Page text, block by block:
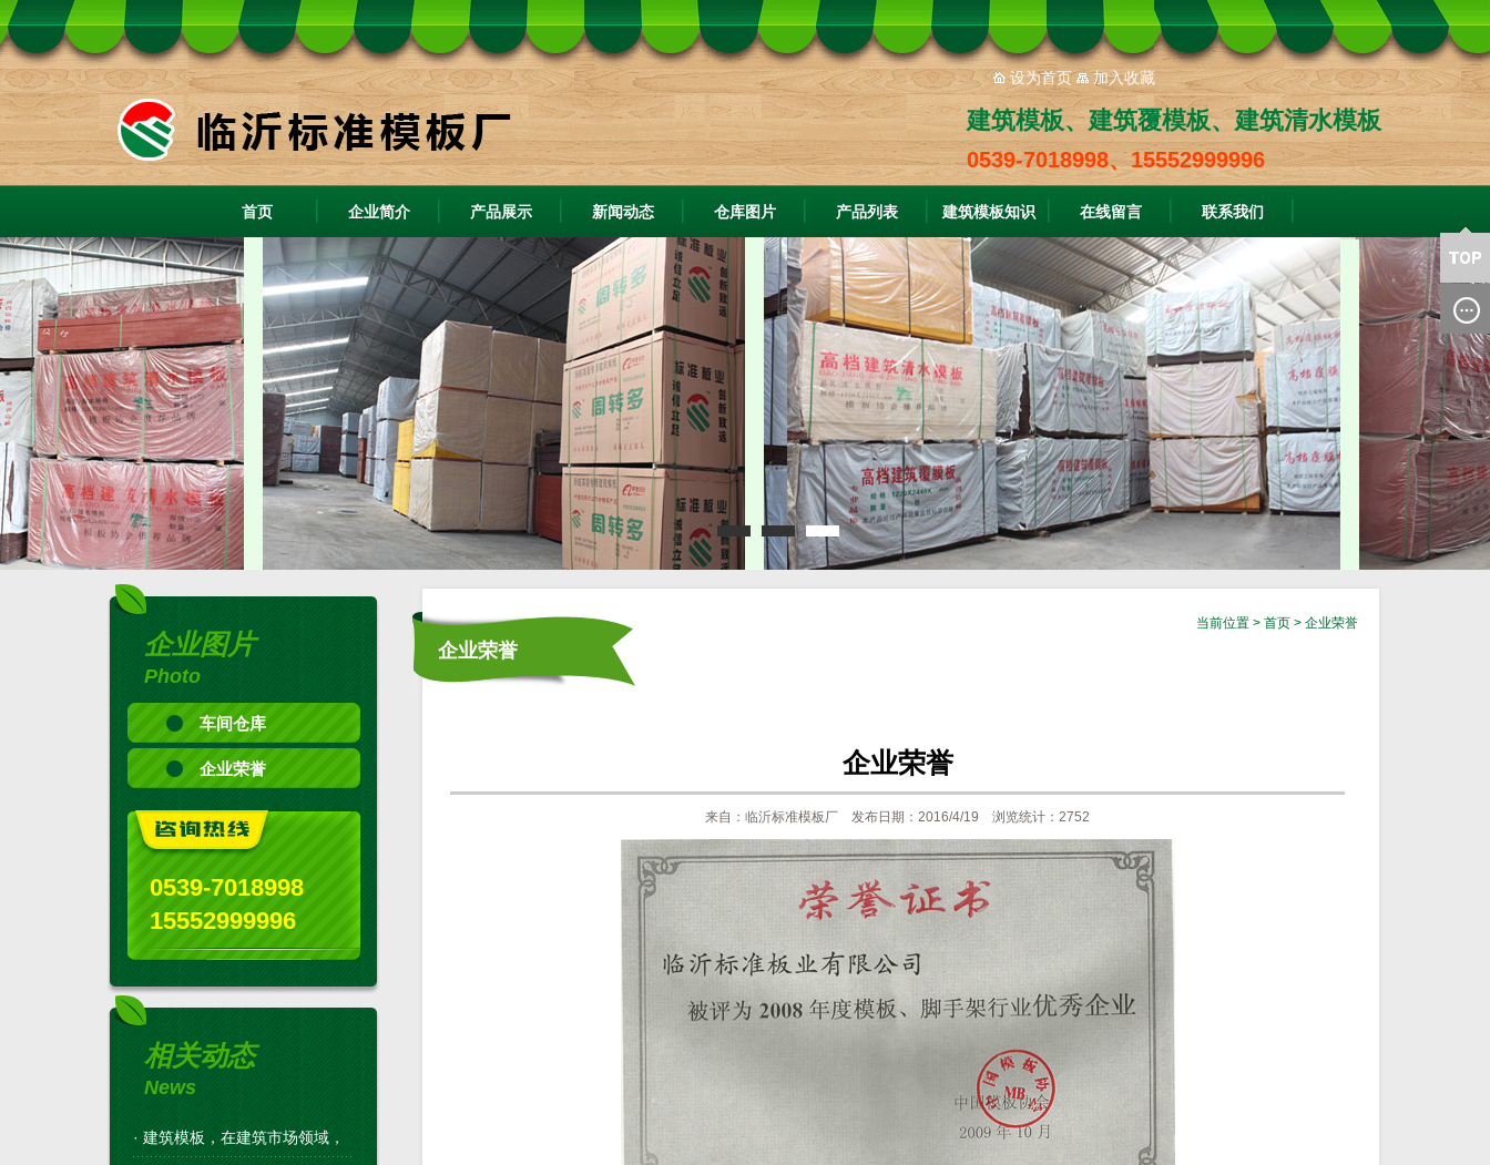
设为首页 加入收藏
建筑模板、建筑覆模板、建筑清水模板
0539-7018998、15552999996
首页 企业简介 产品展示 新闻动态 仓库图片 产品列表 建筑模板知识 在线留言 联系我们
企业图片
Photo
车间仓库
企业荣誉
0539-7018998
15552999996
相关动态
News
· 建筑模板，在建筑市场领域，
当前位置 > 首页> 企业荣誉
企业荣誉
企业荣誉
来自：临沂标准模板厂 发布日期：2016/4/19 浏览统计：2752